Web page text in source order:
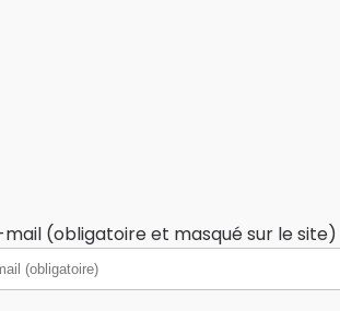
(obligatoire et masqué sur le site)